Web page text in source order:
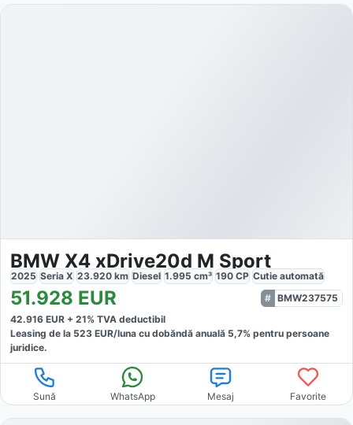
BMW X4 xDrive20d M Sport
2025 Seria X 23.920 km Diesel 1.995 cm³ 190 CP Cutie automată
51.928 EUR
BMW237575
42.916 EUR + 21% TVA deductibil
Leasing de la 523 EUR/luna cu dobăndă anuală 5,7% pentru persoane
juridice.
Sună WhatsApp Mesaj Favorite